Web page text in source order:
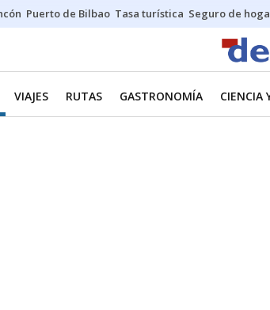
Puerto de Bilbao Tasa turística Seguro de
VIAJES RUTAS GASTRONOMÍA CIENCIA